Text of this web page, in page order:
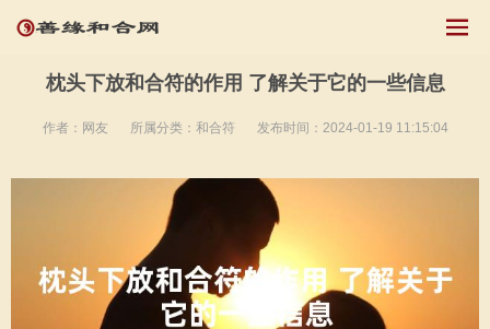
枕头下放和合符的作用 了解关于它的一些信息
作者：网友 所属分类： 和合符 发布时间：2024-01-19 11:15:04